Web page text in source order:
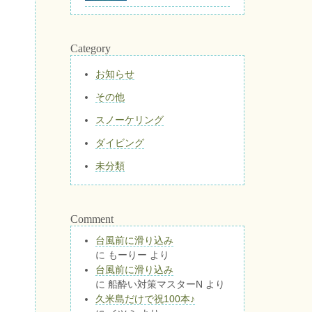
Category
お知らせ
その他
スノーケリング
ダイビング
未分類
Comment
台風前に滑り込み
に もーりー より
台風前に滑り込み
に 船酔い対策マスターN より
久米島だけで祝100本♪